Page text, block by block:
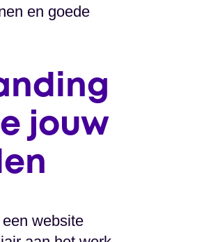
en goede
jouw
website